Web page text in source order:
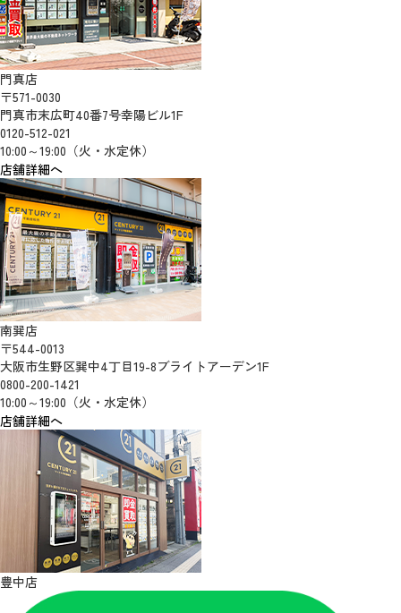
門真店
〒571-0030
門真市末広町40番7号幸陽ビル1F
0120-512-021
10:00～19:00（火・水定休）
店舗詳細へ
南巽店
〒544-0013
大阪市生野区巽中4丁目19-8ブライトアーデン1F
0800-200-1421
10:00～19:00（火・水定休）
店舗詳細へ
豊中店